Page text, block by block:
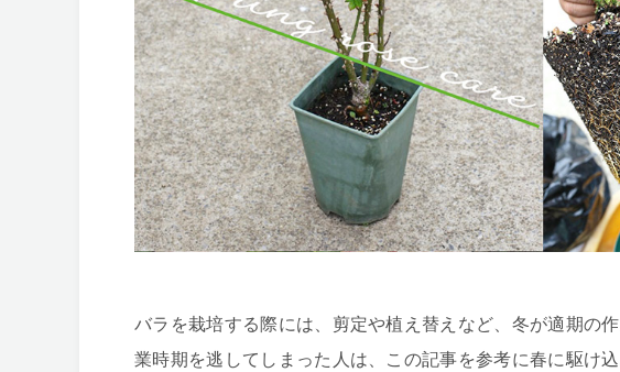
バラを栽培する際には、剪定や植え替えなど、冬が適期の
業時期を逃してしまった人は、この記事を参考に春に駆け